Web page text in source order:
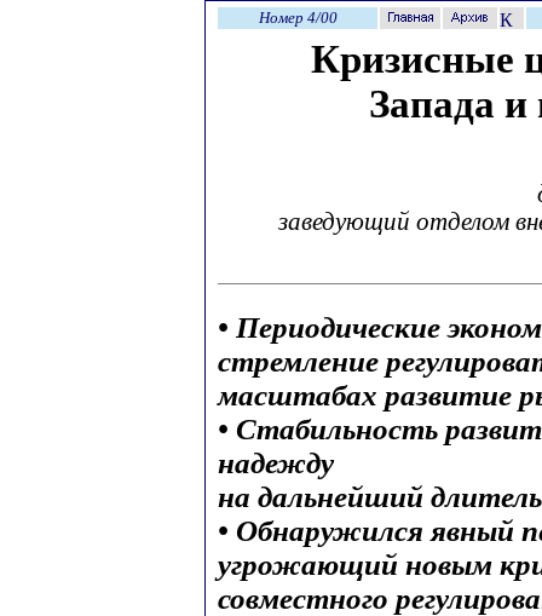
Номер 4/00
Кризисные
Запада и
заведующий отделом
• Периодические
стремление
масштабах развитие
• Стабильность
надежду
на дальнейший
• Обнаружился явный
угрожающий новым
совместного